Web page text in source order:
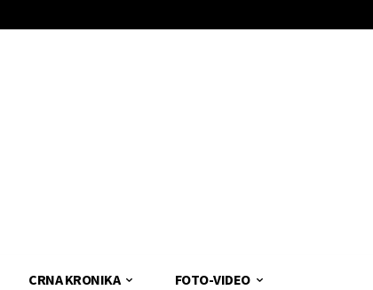
CRNA KRONIKA FOTO-VIDEO